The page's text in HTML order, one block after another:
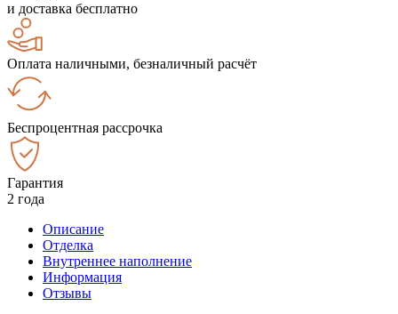
и доставка бесплатно
Оплата наличными, безналичный расчёт
Беспроцентная рассрочка
Гарантия
2 года
Описание
Отделка
Внутреннее наполнение
Информация
Отзывы